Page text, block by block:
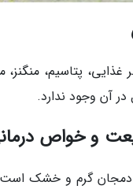
آن وجود ندارد.
و خواص
گرم و خشک است.